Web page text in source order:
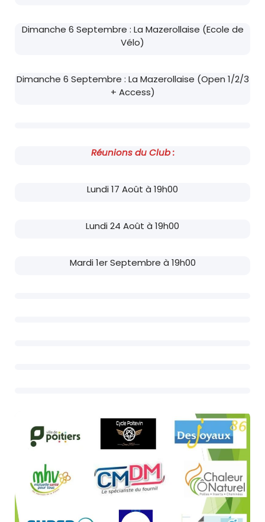
Dimanche 6 Septembre : La Mazerollaise (Ecole de
Vélo)
Dimanche 6 Septembre : La Mazerollaise (Open 1/2/3
+ Access)
Réunions du Club :
Lundi 17 Août à 19h00
Lundi 24 Août à 19h00
Mardi 1er Septembre à 19h00